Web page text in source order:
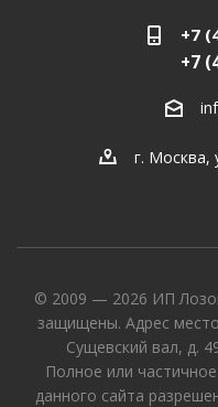
+7
+7
г. Москва,
© 2009 — 2026 ИП
защищены. Адрес
Сущевский вал, д.
Полное или
данного сайта